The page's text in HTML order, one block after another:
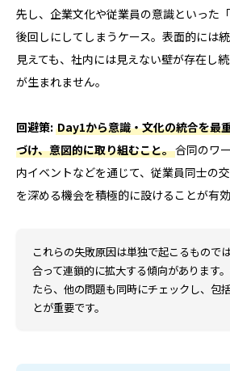
先し、企業文化や従業員の意識といった
後回しにしてしまうケース。表面的には
見えても、社内には見えない壁が存在し
が生まれません。
回避策: Day1から意識・文化の統合を最
づけ、意図的に取り組むこと。合同のワ
内イベントなどを通じて、従業員同士の
を深める機会を積極的に設けることが有効
これらの失敗原因は単独で起こるもので
合って連鎖的に拡大する傾向があります
たら、他の問題も同時にチェックし、包
とが重要です。